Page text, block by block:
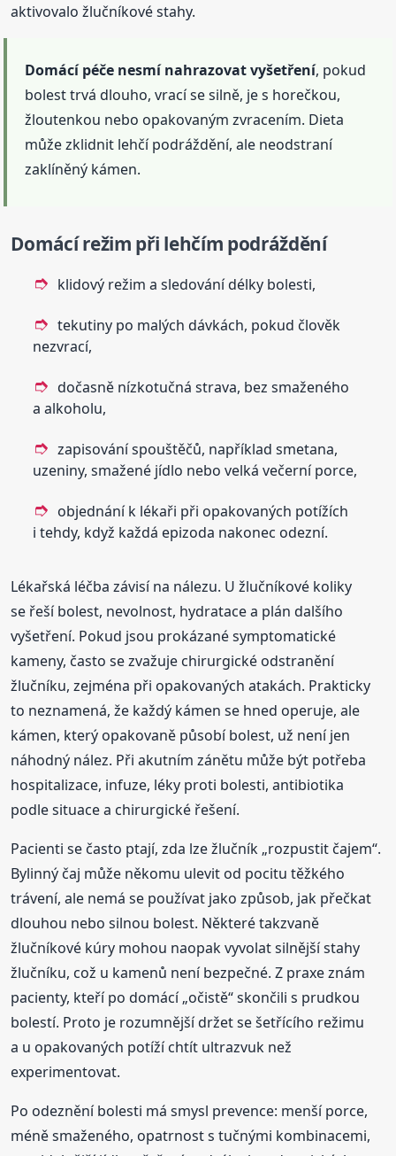
aktivovalo žlučníkové stahy.
Domácí péče nesmí nahrazovat vyšetření, pokud
bolest trvá dlouho, vrací se silně, je s horečkou,
žloutenkou nebo opakovaným zvracením. Dieta
může zklidnit lehčí podráždění, ale neodstraní
zaklíněný kámen.
Domácí režim při lehčím podráždění
klidový režim a sledování délky bolesti,
tekutiny po malých dávkách, pokud člověk
nezvrací,
dočasně nízkotučná strava, bez smaženého
a alkoholu,
zapisování spouštěčů, například smetana,
uzeniny, smažené jídlo nebo velká večerní porce,
objednání k lékaři při opakovaných potížích
i tehdy, když každá epizoda nakonec odezní.
Lékařská léčba závisí na nálezu. U žlučníkové koliky
se řeší bolest, nevolnost, hydratace a plán dalšího
vyšetření. Pokud jsou prokázané symptomatické
kameny, často se zvažuje chirurgické odstranění
žlučníku, zejména při opakovaných atakách. Prakticky
to neznamená, že každý kámen se hned operuje, ale
kámen, který opakovaně působí bolest, už není jen
náhodný nález. Při akutním zánětu může být potřeba
hospitalizace, infuze, léky proti bolesti, antibiotika
podle situace a chirurgické řešení.
Pacienti se často ptají, zda lze žlučník „rozpustit čajem“.
Bylinný čaj může někomu ulevit od pocitu těžkého
trávení, ale nemá se používat jako způsob, jak přečkat
dlouhou nebo silnou bolest. Některé takzvaně
žlučníkové kúry mohou naopak vyvolat silnější stahy
žlučníku, což u kamenů není bezpečné. Z praxe znám
pacienty, kteří po domácí „očistě“ skončili s prudkou
bolestí. Proto je rozumnější držet se šetřícího režimu
a u opakovaných potíží chtít ultrazvuk než
experimentovat.
Po odeznění bolesti má smysl prevence: menší porce,
méně smaženého, opatrnost s tučnými kombinacemi,